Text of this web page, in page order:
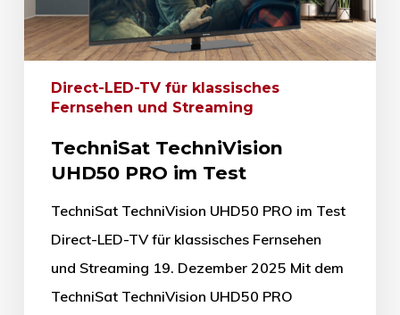
Direct-LED-TV für klassisches
Fernsehen und Streaming
TechniSat TechniVision
UHD50 PRO im Test
TechniSat TechniVision UHD50 PRO im Test
Direct-LED-TV für klassisches Fernsehen
und Streaming 19. Dezember 2025 Mit dem
TechniSat TechniVision UHD50 PRO